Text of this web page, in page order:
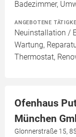
Badezimmer,
ANGEBOTENE
Neuinstallation /
Wartung,
Thermostat,
Ofenhaus
München
Glonnerstraße 15,